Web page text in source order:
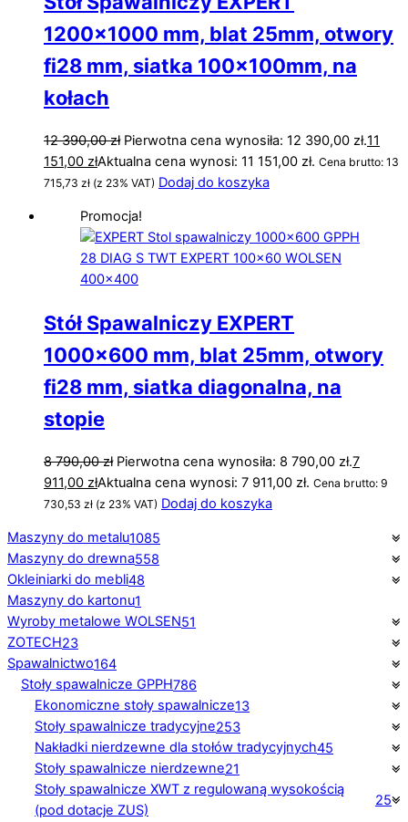
1200×1000 mm, blat 25mm, otwory
fi28 mm, siatka 100x100mm, na
kołach
12 390,00zł Pierwotna cena wynosiła: 12 390,00 zł.11
151,00 złAktualna cena wynosi: 11 151,00 zł. Cena brutto: 13
715,73 zł (z 23% VAT) Dodaj do koszyka
Promocja!
Stół Spawalniczy EXPERT
1000×600 mm, blat 25mm, otwory
fi28 mm, siatka diagonalna, na
stopie
8 790,00zł Pierwotna cena wynosiła: 8 790,00 zł.7
911,00 złAktualna cena wynosi: 7 911,00 zł. Cena brutto: 9
730,53 zł (z 23% VAT) Dodaj do koszyka
Maszyny do metalu1085
Maszyny do drewna558
Okleiniarki do mebli48
Maszyny do kartonu1
Wyroby metalowe WOLSEN51
ZOTECH23
Spawalnictwo164
Stoły spawalnicze GPPH786
Ekonomiczne stoły spawalnicze13
Stoły spawalnicze tradycyjne253
Nakładki nierdzewne dla stołów tradycyjnych45
Stoły spawalnicze nierdzewne21
Stoły spawalnicze XWT z regulowaną wysokością
(pod dotacje ZUS)
25